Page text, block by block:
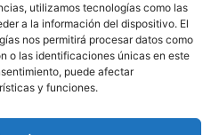
utilizamos tecnologías como las
a la información del dispositivo. El
nos permitirá procesar datos como
o las identificaciones únicas en este
puede afectar
y funciones.
de Cookies
Legal
607 564